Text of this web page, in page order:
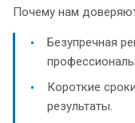
Почему нам
Безупречная
Короткие
результаты.